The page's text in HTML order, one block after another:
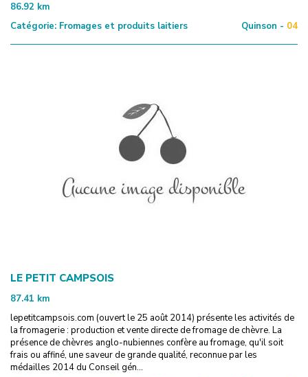
86.92 km
Catégorie: Fromages et produits laitiers Quinson - 04
LE PETIT CAMPSOIS
87.41 km
lepetitcampsois.com (ouvert le 25 août 2014) présente les activités de
la fromagerie : production et vente directe de fromage de chèvre. La
présence de chèvres anglo-nubiennes confère au fromage, qu'il soit
frais ou affiné, une saveur de grande qualité, reconnue par les
médailles 2014 du Conseil gén...